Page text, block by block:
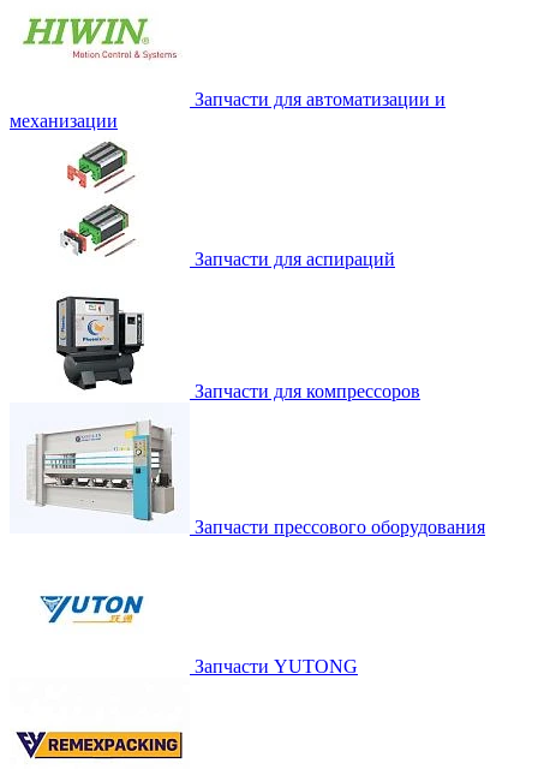
Запчасти для автоматизации и
механизации
Запчасти для аспираций
Запчасти для компрессоров
Запчасти прессового оборудования
Запчасти YUTONG